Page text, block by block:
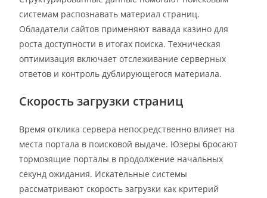
системам распознавать материал страниц.
Обладатели сайтов применяют вавада казино для
роста доступности в итогах поиска. Техническая
оптимизация включает отслеживание серверных
ответов и контроль дублирующегося материала.
Скорость загрузки страниц
Время отклика сервера непосредственно влияет на
места портала в поисковой выдаче. Юзеры бросают
тормозящие порталы в продолжение начальных
секунд ожидания. Искательные системы
рассматривают скорость загрузки как критерий